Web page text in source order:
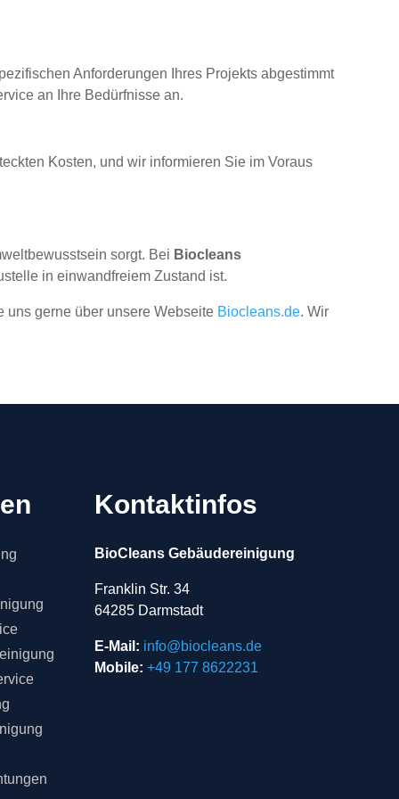
Anforderungen Ihres Projekts abgestimmt
an Ihre Bedürfnisse an.
Kosten, und wir informieren Sie im Voraus
sorgt. Bei Biocleans
in einwandfreiem Zustand ist.
gerne über unsere Webseite Biocleans.de. Wir
Kontaktinfos
BioCleans Gebäudereinigung
Franklin Str. 34
64285 Darmstadt
E-Mail: info@biocleans.de
Mobile: +49 177 8622231